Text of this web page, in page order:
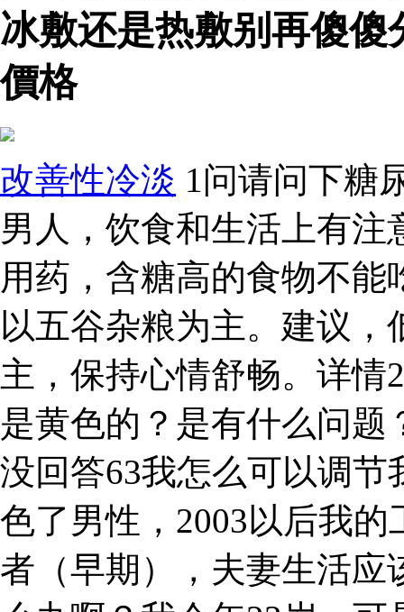
冰敷还是热敷别再傻
價格
改善性冷淡 1问请问下糖
男人，饮食和生活上有
用药，含糖高的食物不
以五谷杂粮为主。建议
主，保持心情舒畅。详
是黄色的？是有什么问
没回答63我怎么可以调
色了男性，2003以后我
者（早期），夫妻生活应